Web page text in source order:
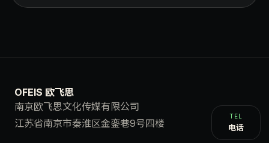
OFEIS 欧飞思
南京欧飞思文化传媒有限公司
江苏省南京市秦淮区金銮巷9号四楼
TEL
电话